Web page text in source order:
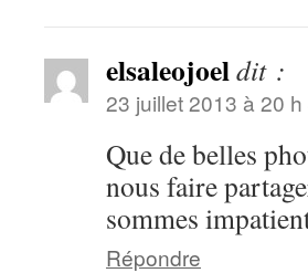
elsaleojoeldit :
23 juillet 2013 à 20
Que de belles
nous faire
sommes
Répondre